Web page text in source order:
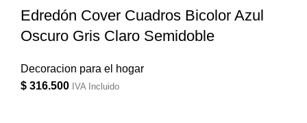
Edredón Cover Cuadros Bicolor Azul
Oscuro Gris Claro Semidoble
Decoracion para el hogar
$ 316.500 IVA Incluido